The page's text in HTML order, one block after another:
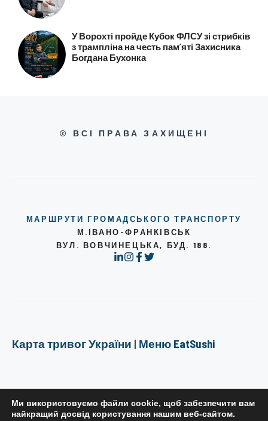
У Ворохті пройде Кубок ФЛСУ зі стрибків
з трампліна на честь пам’яті Захисника
Богдана Бухонка
© ВСІ ПРАВА ЗАХИЩЕНІ
МАРШРУТИ ГРОМАДСЬКОГО ТРАНСПОРТУ
М.ІВАНО-ФРАНКІВСЬК
ВУЛ. ВОВЧИНЕЦЬКА, БУД. 188.
Карта тривог України | Меню EatSushi
Ми використовуємо файли cookie, щоб забезпечити вам
найкращий досвід користування нашим веб-сайтом.